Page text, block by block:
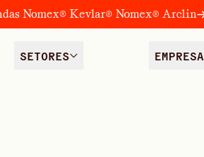
Nomex® Kevlar® Nomex® Arclin
SETORES EMPRESA